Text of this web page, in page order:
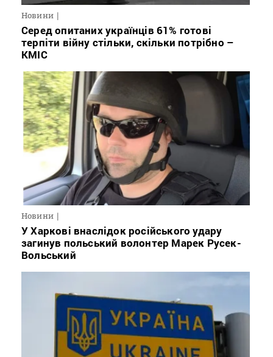
Новини
Серед опитаних українців 61% готові
терпіти війну стільки, скільки потрібно –
КМІС
Новини
У Харкові внаслідок російського удару
загинув польський волонтер Марек Русек-
Вольський